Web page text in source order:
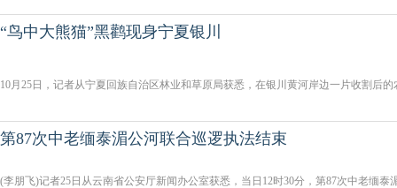
“鸟中大熊猫”黑鹳现身宁夏银川
10月25日，记者从宁夏回族自治区林业和草原局获悉，在银川黄河岸边一片收割后
第87次中老缅泰湄公河联合巡逻执法结束
(李朋飞)记者25日从云南省公安厅新闻办公室获悉，当日12时30分，第87次中老缅